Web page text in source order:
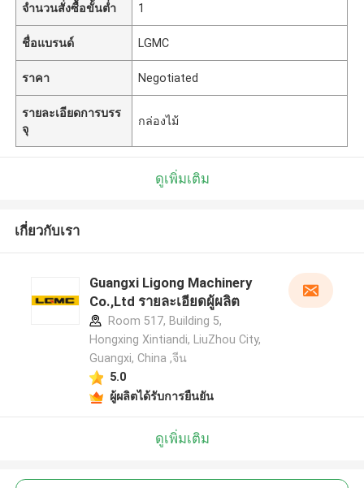
จำนวนสั่งซื้อขั้นต่ำ 1
ชื่อแบรนด์ LGMC
ราคา Negotiated
รายละเอียดการบรร
จุ
กล่องไม้
ดูเพิ่มเติม
เกี่ยวกับเรา
Guangxi Ligong Machinery
Co.,Ltd รายละเอียดผู้ผลิต
Room 517, Building 5,
Hongxing Xintiandi, LiuZhou City,
Guangxi, China ,จีน
5.0
ผู้ผลิตได้รับการยืนยัน
ดูเพิ่มเติม